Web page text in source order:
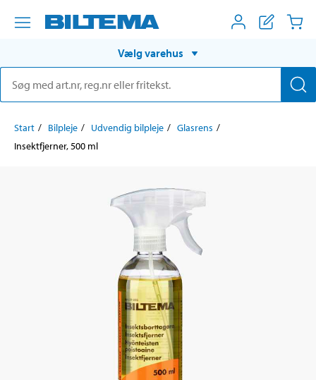
Vælg varehus
Start Bilpleje Udvendig bilpleje
Glasrens
Insektfjerner, 500 ml